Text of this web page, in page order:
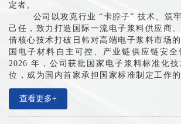
定者。
公司以攻克行业 “卡脖子” 技术、筑牢
己任，致力打造国际一流电子浆料供应商
借核心技术打破日韩对高端电子浆料市场
国电子材料自主可控、产业链供应链安全
2026 年，公司获批国家电子浆料标准化
位，成为国内首家承担国家标准制定工作
夯实产业根基、以创新引领行业迈向标准
程。
产业布局方面，公司已搭建全域多元产
查看更多+